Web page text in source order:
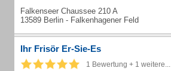
Falkenseer Chaussee 210 A
13589 Berlin - Falkenhagener Feld
Ihr Frisör Er-Sie-Es
1 Bewertung + 1 weitere...